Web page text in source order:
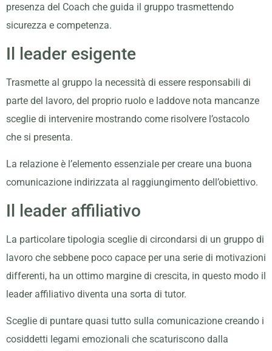
presenza del Coach che guida il gruppo trasmettendo
sicurezza e competenza.
Il leader esigente
Trasmette al gruppo la necessità di essere responsabili di
parte del lavoro, del proprio ruolo e laddove nota mancanze
sceglie di intervenire mostrando come risolvere l’ostacolo
che si presenta.
La relazione è l’elemento essenziale per creare una buona
comunicazione indirizzata al raggiungimento dell’obiettivo.
Il leader affiliativo
La particolare tipologia sceglie di circondarsi di un gruppo di
lavoro che sebbene poco capace per una serie di motivazioni
differenti, ha un ottimo margine di crescita, in questo modo il
leader affiliativo diventa una sorta di tutor.
Sceglie di puntare quasi tutto sulla comunicazione creando i
cosiddetti legami emozionali che scaturiscono dalla